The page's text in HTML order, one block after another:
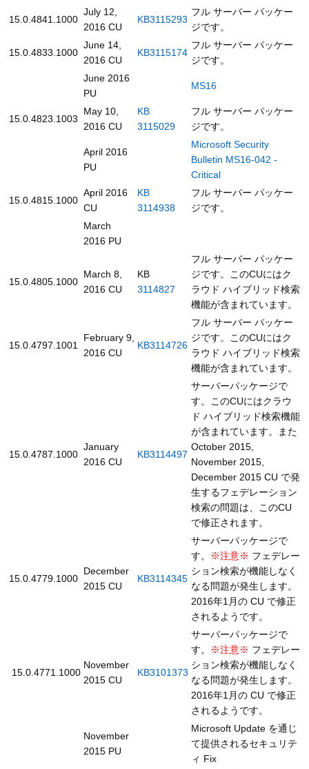
15.0.4841.1000
July 12,
2016 CU
KB3115293
フル サーバー パッケー
ジです。
15.0.4833.1000
June 14,
2016 CU
KB3115174
フル サーバー パッケー
ジです。
June 2016
PU
MS16
15.0.4823.1003
May 10,
2016 CU
KB
3115029
フル サーバー パッケー
ジです。
April 2016
PU
Microsoft Security
Bulletin MS16-042 -
Critical
15.0.4815.1000
April 2016
CU
KB
3114938
フル サーバー パッケー
ジです。
March
2016 PU
15.0.4805.1000
March 8,
2016 CU
KB
3114827
フル サーバー パッケー
ジです。このCUにはク
ラウド ハイブリッド検索
機能が含まれています。
15.0.4797.1001
February 9,
2016 CU
KB3114726
フル サーバー パッケー
ジです。このCUにはク
ラウド ハイブリッド検索
機能が含まれています。
15.0.4787.1000
January
2016 CU
KB3114497
サーバーパッケージで
す。このCUにはクラウ
ド ハイブリッド検索機能
が含まれています。また
October 2015,
November 2015,
December 2015 CU で発
生するフェデレーション
検索の問題は、このCU
で修正されます。
15.0.4779.1000
December
2015 CU
KB3114345
サーバーパッケージで
す。
※注意※ フェデレー
ション検索が機能しなく
なる問題が発生します。
2016年1月の CU で修正
されるようです。
15.0.4771.1000
November
2015 CU
KB3101373
サーバーパッケージで
す。
※注意※ フェデレー
ション検索が機能しなく
なる問題が発生します。
2016年1月の CU で修正
されるようです。
November
2015 PU
Microsoft Update を通じ
て提供されるセキュリテ
ィ Fix